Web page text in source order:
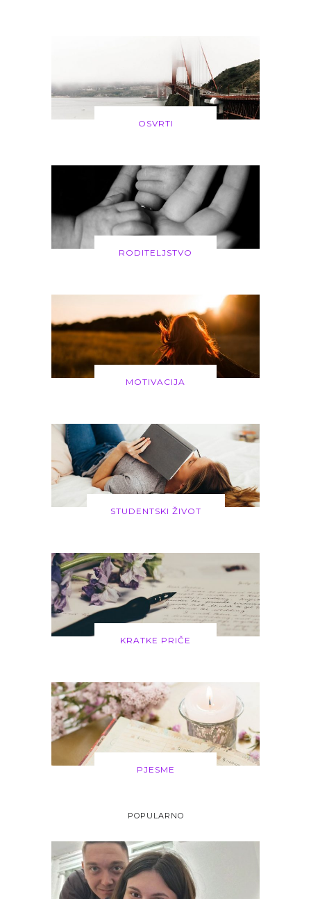
OSVRTI
RODITELJSTVO
MOTIVACIJA
STUDENTSKI ŽIVOT
KRATKE PRIČE
PJESME
POPULARNO